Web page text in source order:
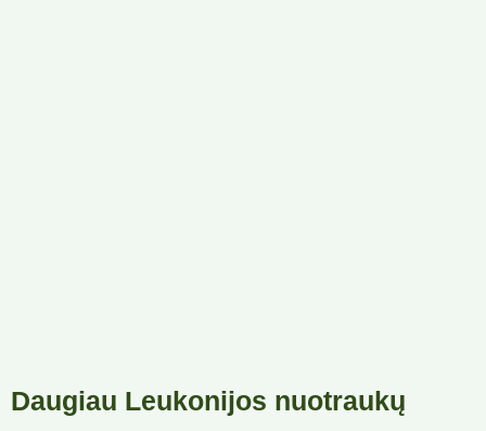
Daugiau Leukonijos nuotraukų